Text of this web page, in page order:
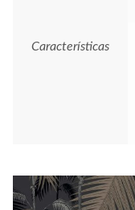
Características